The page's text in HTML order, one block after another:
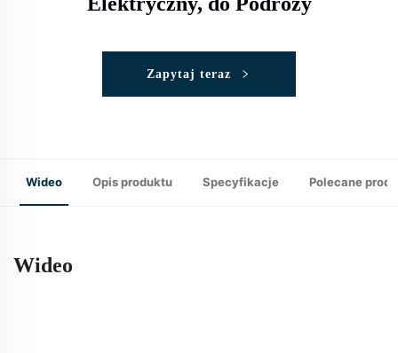
Zapytaj teraz
Wideo Opis produktu Specyfikacje Polecane
Wideo